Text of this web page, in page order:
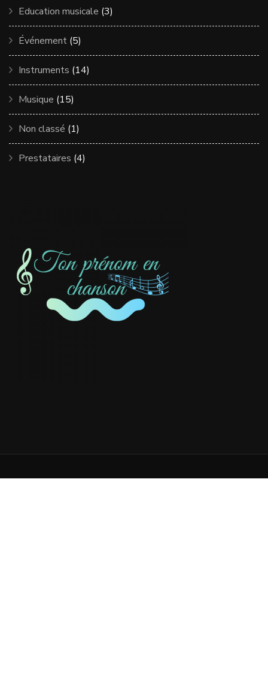
Education musicale (3)
Événement (5)
Instruments (14)
Musique (15)
Non classé (1)
Prestataires (4)